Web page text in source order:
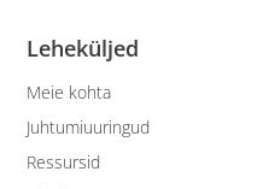
Leheküljed
Meie kohta
Juhtumiuuringud
Ressursid